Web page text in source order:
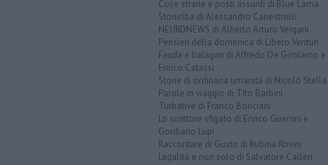
Cose strane e posti assurdi di Blue Lama
Storielba di Alessandro Canestrelli
NEURONEWS di Alberto Arturo Vergani
Pensieri della domenica di Libero Venturi
Fauda e balagan di Alfredo De Girolamo e
Enrico Catassi
Storie di ordinaria umanità di Nicolò Stella
Parole in viaggio di Tito Barbini
Turbative di Franco Bonciani
Lo scrittore sfigato di Enrico Guerrini e
Gordiano Lupi
Raccontare di Gusto di Rubina Rovini
Legalità e non solo di Salvatore Calleri